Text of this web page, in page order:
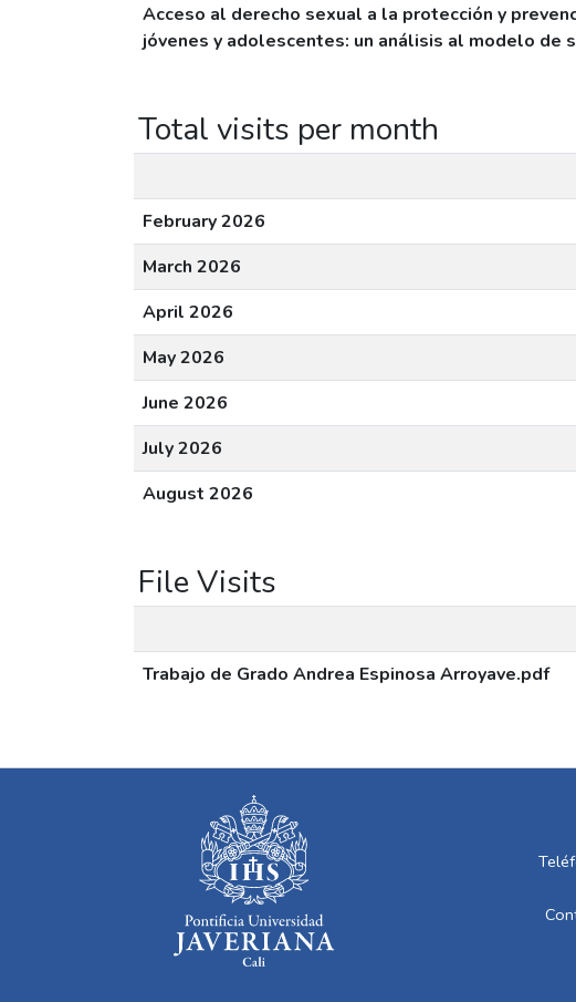
Acceso al derecho sexual a la protección y
jóvenes y adolescentes: un análisis al modelo de
Total visits per month
February 2026
March 2026
April 2026
May 2026
June 2026
July 2026
August 2026
File Visits
Trabajo de Grado Andrea Espinosa Arroyave.pdf